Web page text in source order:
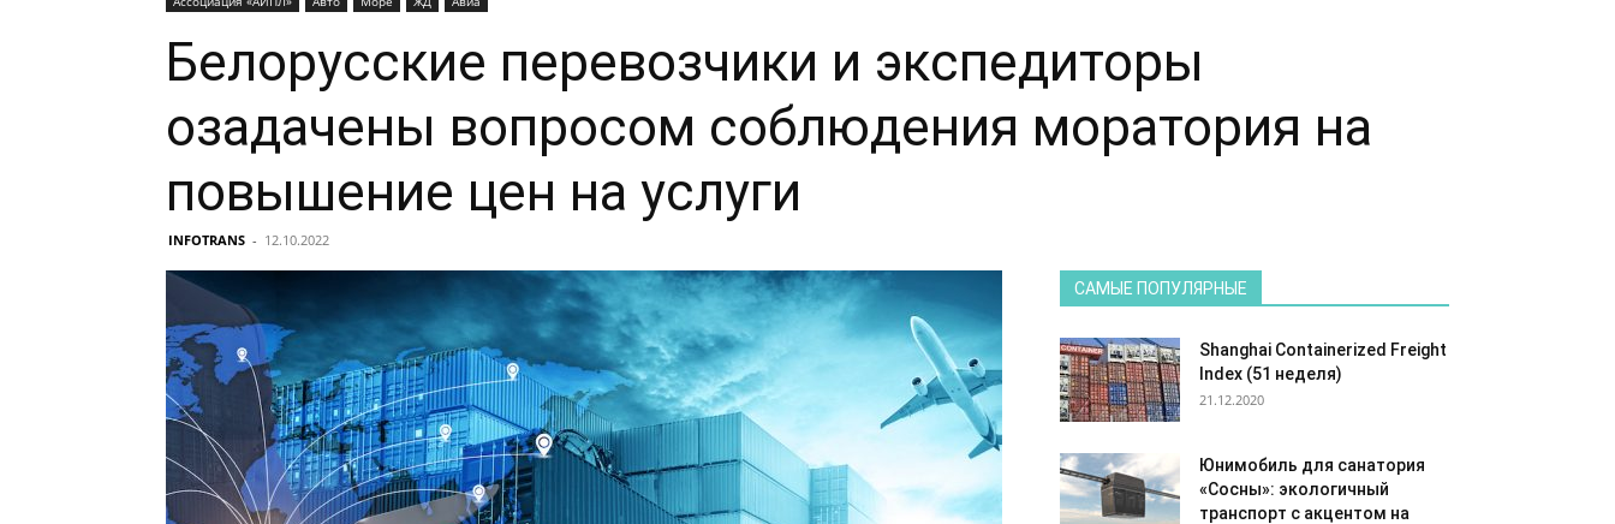
Белорусские перевозчики и экспедиторы
озадачены вопросом соблюдения моратория на
повышение цен на услуги
INFOTRANS - 12.10.2022
САМЫЕ ПОПУЛЯРНЫЕ
Shanghai Containerized Freight
Index (51 неделя)
21.12.2020
Юнимобиль для санатория
«Сосны»: экологичный
транспорт с акцентом на